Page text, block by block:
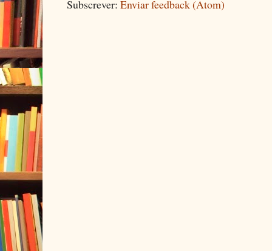
Subscrever: Enviar feedback (Atom)